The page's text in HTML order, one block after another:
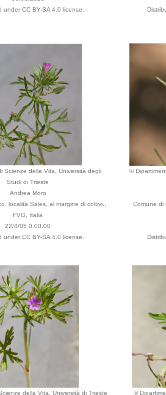
under CC BY-SA 4.0 license.
Scienze della Vita, Università degli
Studi di Trieste
Andrea Moro
località Sales, al margine di coltivi.,
FVG, Italia
22/4/05 0.00.00
under CC BY-SA 4.0 license.
©
Comune di
della Vita, Università di Trieste ©